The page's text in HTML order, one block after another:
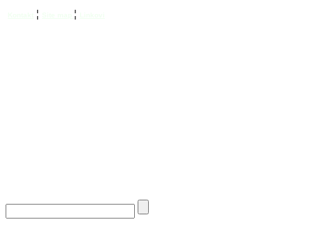
¦ ¦